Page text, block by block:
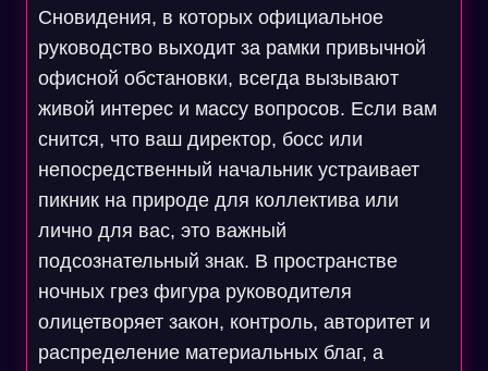
Сновидения, в которых официальное
руководство выходит за рамки привычной
офисной обстановки, всегда вызывают
живой интерес и массу вопросов. Если вам
снится, что ваш директор, босс или
непосредственный начальник устраивает
пикник на природе для коллектива или
лично для вас, это важный
подсознательный знак. В пространстве
ночных грез фигура руководителя
олицетворяет закон, контроль, авторитет и
распределение материальных благ, а